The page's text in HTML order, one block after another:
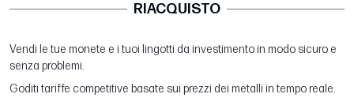
RIACQUISTO
Vendi le tue monete e i tuoi lingotti da investimento in modo sicuro e
senza problemi.
Goditi tariffe competitive basate sui prezzi dei metalli in tempo reale.